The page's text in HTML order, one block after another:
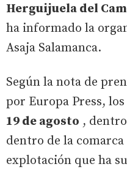
Herguijuela del
ha informado la
Asaja Salamanca.
Según la nota de
por Europa Press,
19 de agosto ,
dentro de la
explotación que ha